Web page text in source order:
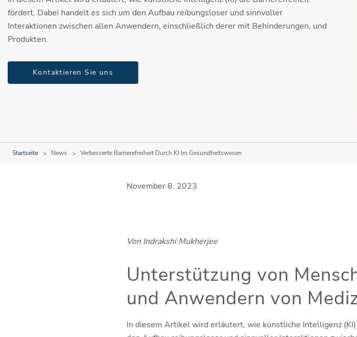
fördert. Dabei handelt es sich um den Aufbau reibungsloser und sinnvoller
Interaktionen zwischen allen Anwendern, einschließlich derer mit Behinderungen, und
Produkten.
Kontaktieren Sie uns
Startseite News Verbesserte Barrierefreiheit Durch KI Im Gesundheitswesen
November 8, 2023
Von Indrakshi Mukherjee
Unterstützung von
und Anwendern von
In diesem Artikel wird erläutert, wie künstliche Intelligenz